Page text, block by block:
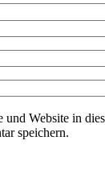
und Website in
speichern.